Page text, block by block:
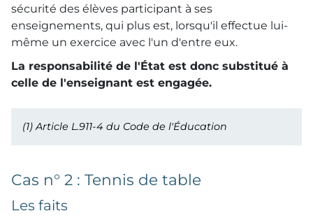
sécurité des élèves participant à ses
enseignements, qui plus est, lorsqu'il effectue lui-
même un exercice avec l'un d'entre eux.
La responsabilité de l'État est donc substitué à
celle de l'enseignant est engagée.
(1) Article L.911-4 du Code de l'Éducation
Cas n° 2 : Tennis de table
Les faits